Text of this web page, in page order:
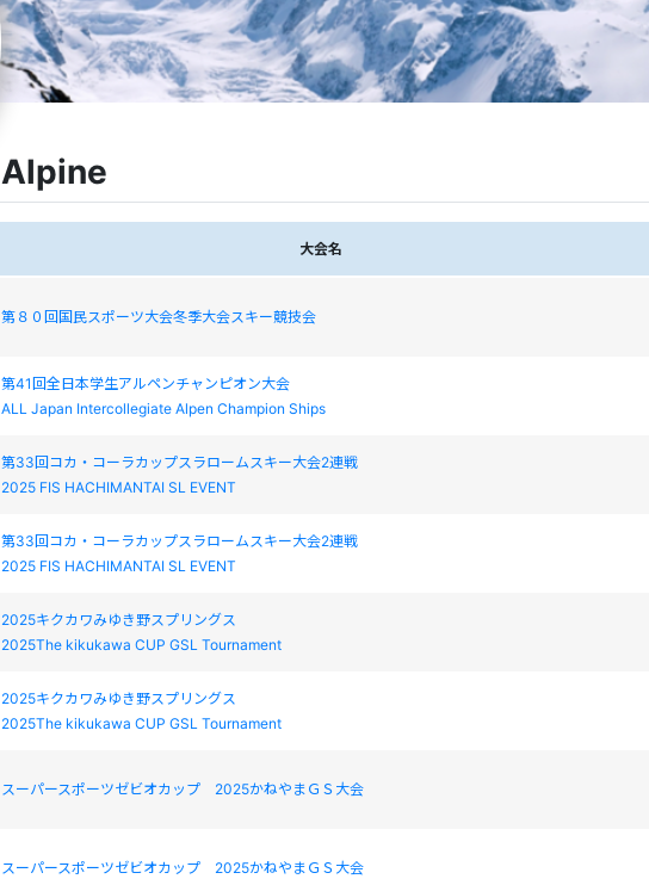
Alpine
大会名
第８０回国民スポーツ大会冬季大会スキー競技会
第41回全日本学生アルペンチャンピオン大会
ALL Japan Intercollegiate Alpen Champion Ships
第33回コカ・コーラカップスラロームスキー大会2連戦
2025 FIS HACHIMANTAI SL EVENT
第33回コカ・コーラカップスラロームスキー大会2連戦
2025 FIS HACHIMANTAI SL EVENT
2025キクカワみゆき野スプリングス
2025The kikukawa CUP GSL Tournament
2025キクカワみゆき野スプリングス
2025The kikukawa CUP GSL Tournament
スーパースポーツゼビオカップ 2025かねやまＧＳ大会
スーパースポーツゼビオカップ 2025かねやまＧＳ大会